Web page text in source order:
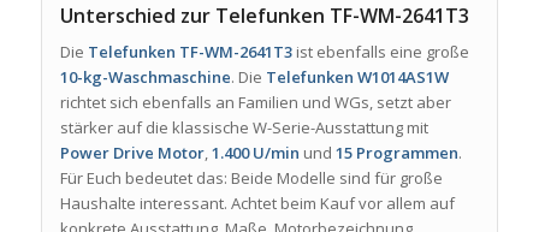
Unterschied zur Telefunken TF-WM-2641T3
Die Telefunken TF-WM-2641T3ist ebenfalls eine große
10-kg-Waschmaschine. Die Telefunken W1014AS1W
richtet sich ebenfalls an Familien und WGs, setzt aber
stärker auf die klassische W-Serie-Ausstattung mit
Power Drive Motor,1.400 U/min und 15 Programmen.
Für Euch bedeutet das: Beide Modelle sind für große
Haushalte interessant. Achtet beim Kauf vor allem auf